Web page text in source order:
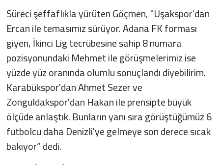
Süreci şeffaflıkla yürüten Göçmen, "Uşakspor'dan
Ercan ile temasımız sürüyor. Adana FK forması
giyen, İkinci Lig tecrübesine sahip 8 numara
pozisyonundaki Mehmet ile görüşmelerimiz ise
yüzde yüz oranında olumlu sonuçlandı diyebilirim.
Karabükspor'dan Ahmet Sezer ve
Zonguldakspor'dan Hakan ile prensipte büyük
ölçüde anlaştık. Bunların yanı sıra görüştüğümüz 6
futbolcu daha Denizli'ye gelmeye son derece sıcak
bakıyor” dedi.